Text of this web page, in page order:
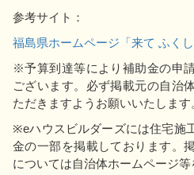
参考サイト：
福島県ホームページ「来て ふく
※予算到達等により補助金の申
ございます。必ず掲載元の自治
ただきますようお願いいたします
※eハウスビルダーズには住宅施
金の一部を掲載しております。
については自治体ホームページ等